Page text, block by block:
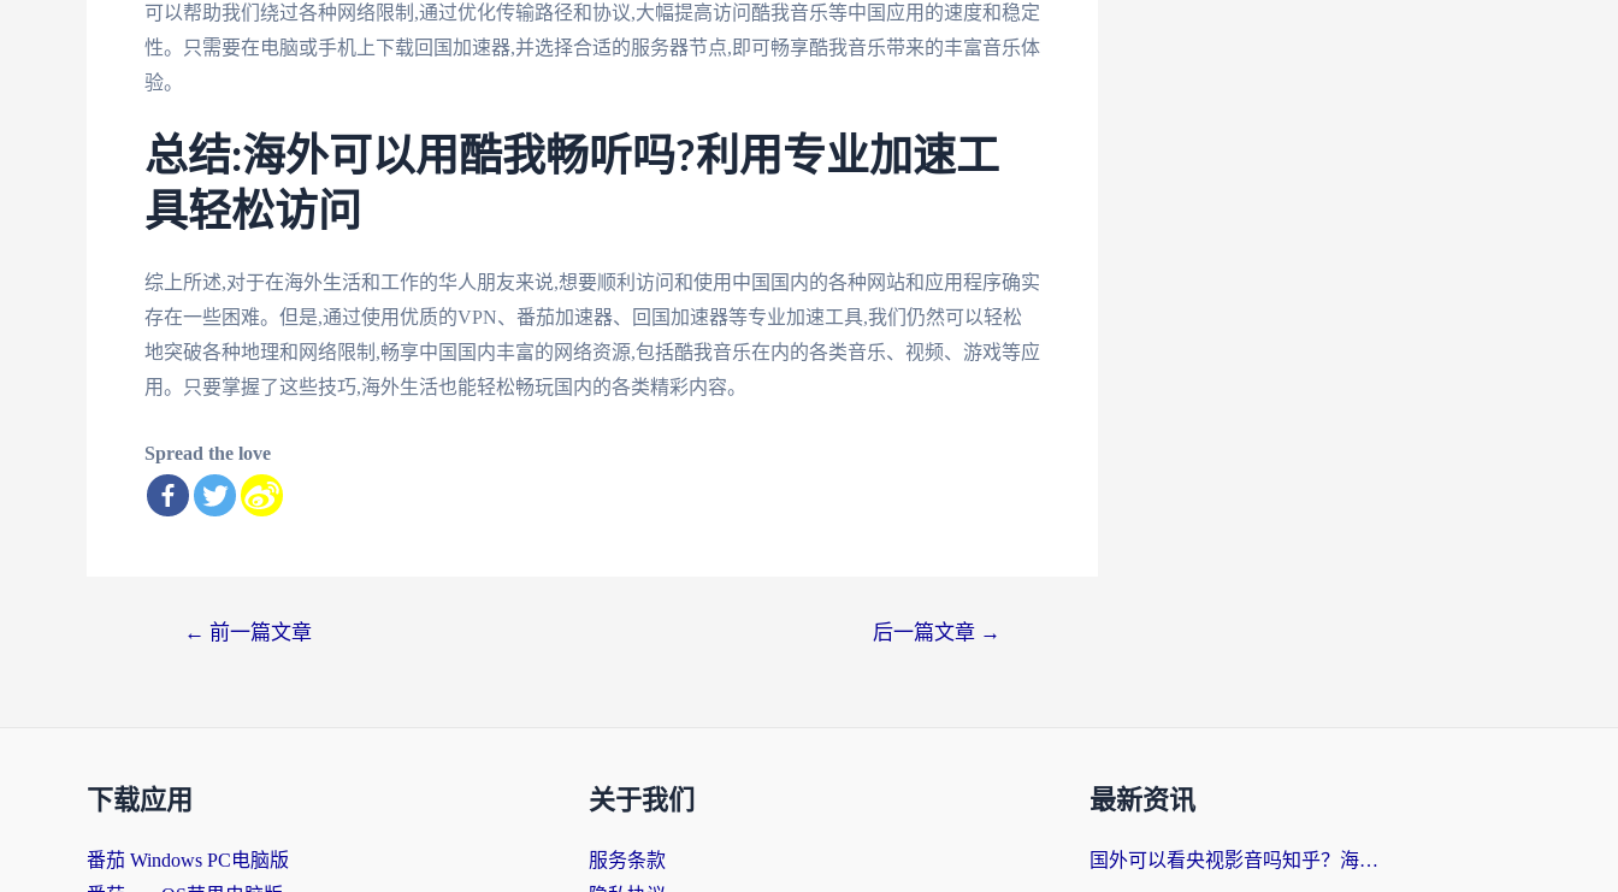
可以帮助我们绕过各种网络限制,通过优化传输路径和协议,大幅提高访问酷我音乐等中国应用的速度和稳定
性。只需要在电脑或手机上下载回国加速器,并选择合适的服务器节点,即可畅享酷我音乐带来的丰富音乐体
验。
总结:海外可以用酷我畅听吗?利用专业加速工
具轻松访问
综上所述,对于在海外生活和工作的华人朋友来说,想要顺利访问和使用中国国内的各种网站和应用程序确实
存在一些困难。但是,通过使用优质的VPN、番茄加速器、回国加速器等专业加速工具,我们仍然可以轻松
地突破各种地理和网络限制,畅享中国国内丰富的网络资源,包括酷我音乐在内的各类音乐、视频、游戏等应
用。只要掌握了这些技巧,海外生活也能轻松畅玩国内的各类精彩内容。
Spread the love
← 前一篇文章 后一篇文章 →
下载应用
番茄 Windows PC电脑版
关于我们
服务条款
最新资讯
国外可以看央视影音吗知乎？海外党亲测有效的回国加速方案